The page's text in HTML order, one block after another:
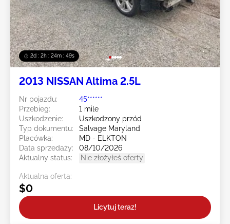
2d : 2h : 24m : 47s
2013 NISSAN Altima 2.5L
Nr pojazdu:
45******
Przebieg:
1 mile
Uszkodzenie:
Uszkodzony przód
Typ dokumentu:
Salvage Maryland
Placówka:
MD - ELKTON
Data sprzedaży:
08/10/2026
Aktualny status:
Nie złożyłeś oferty
Aktualna oferta:
$0
Licytuj teraz!